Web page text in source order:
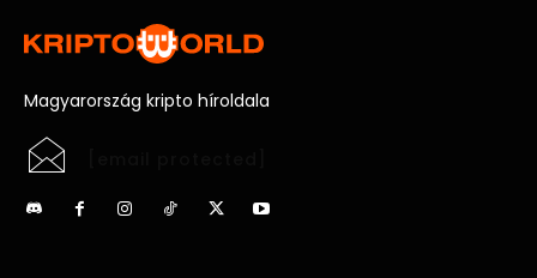
Magyarország kripto híroldala